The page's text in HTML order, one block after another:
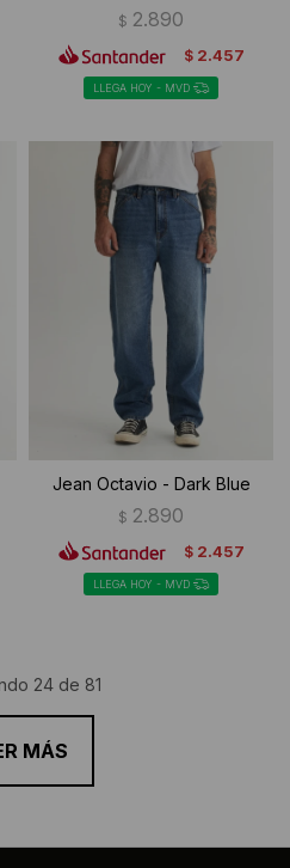
$ 2.890
$ 2.457
LLEGA HOY - MVD
Jean Octavio - Dark Blue
$ 2.890
$ 2.457
LLEGA HOY - MVD
24 de 81
MÁS